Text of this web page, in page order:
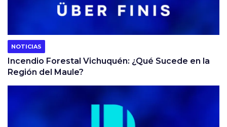
NOTICIAS
Incendio Forestal Vichuquén: ¿Qué Sucede en la
Región del Maule?